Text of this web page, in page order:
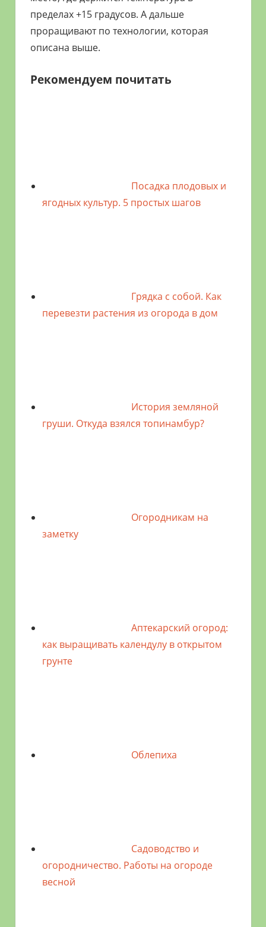
пределах +15 градусов. А дальше
проращивают по технологии, которая
описана выше.
Рекомендуем почитать
Посадка плодовых и
ягодных культур. 5 простых шагов
Грядка с собой. Как
перевезти растения из огорода в дом
История земляной
груши. Откуда взялся топинамбур?
Огородникам на
заметку
Аптекарский огород:
как выращивать календулу в открытом
грунте
Облепиха
Садоводство и
огородничество. Работы на огороде
весной